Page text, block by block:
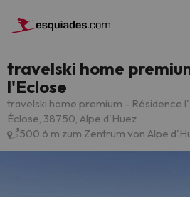
travelski home
l'Eclose
travelski home premium - Résidence
Éclose, 38750, Alpe d'Huez
500.6 m zum Zentrum von Alpe